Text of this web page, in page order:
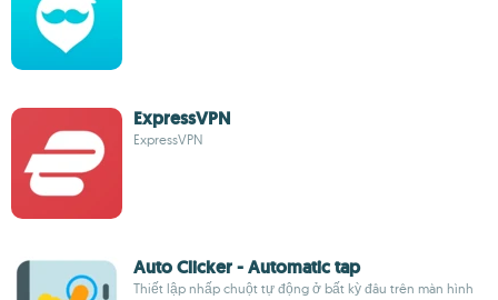
ExpressVPN
ExpressVPN
Auto Clicker - Automatic tap
Thiết lập nhấp chuột tự động ở bất kỳ đâu trên màn hình